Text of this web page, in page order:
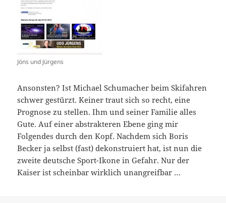
Jöns und Jürgens
Ansonsten? Ist Michael Schumacher beim Skifahren
schwer gestürzt. Keiner traut sich so recht, eine
Prognose zu stellen. Ihm und seiner Familie alles
Gute. Auf einer abstrakteren Ebene ging mir
Folgendes durch den Kopf. Nachdem sich Boris
Becker ja selbst (fast) dekonstruiert hat, ist nun die
zweite deutsche Sport-Ikone in Gefahr. Nur der
Kaiser ist scheinbar wirklich unangreifbar …